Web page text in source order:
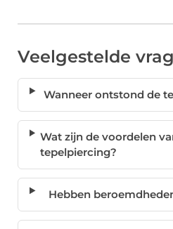
Veelgestelde
Wanneer ontstond de
Wat zijn de voordelen
tepelpiercing?
Hebben